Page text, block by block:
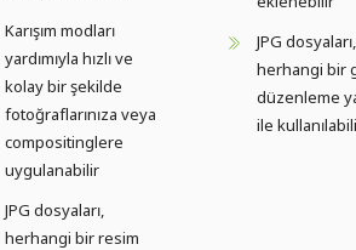
Karışım modları
yardımıyla hızlı ve
kolay bir şekilde
fotoğraflarınıza veya
compositinglere
uygulanabilir
JPG dosyaları,
herhangi bir resim
JPG dosyaları,
herhangi bir
düzenleme
ile